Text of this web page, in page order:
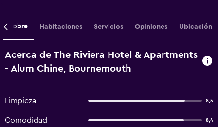
Sobre Habitaciones Servicios Opiniones Ubicación
Acerca de The Riviera Hotel & Apartments
- Alum Chine, Bournemouth
Limpieza 8,5
Comodidad 8,4